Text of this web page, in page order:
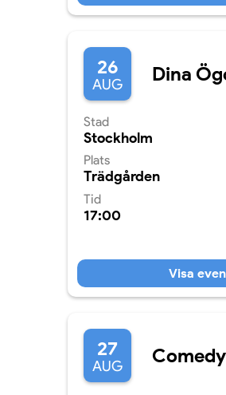
26
AUG Dina
Stad
Stockholm
Plats
Trädgården
Tid
17:00
Visa
27
AUG